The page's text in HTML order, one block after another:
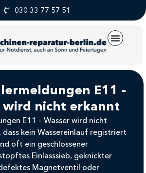
030 33 77 57 51
E11 -
wird nicht erkannt
E11 – Wasser wird nicht
kein Wassereinlauf registriert
oft ein geschlossener
Einlasssieb, geknickter
Magnetventil oder